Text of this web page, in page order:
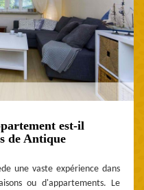
est-il
de Antique
une vaste expérience dans
ou d'appartements. Le